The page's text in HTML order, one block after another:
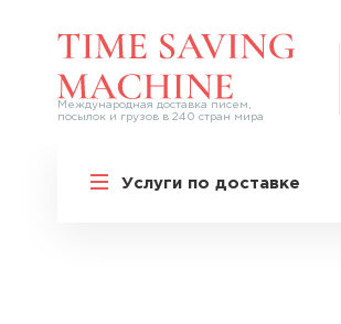
Международная доставка писем,
посылок и грузов в 240 стран мира
Услуги по доставке
Международная